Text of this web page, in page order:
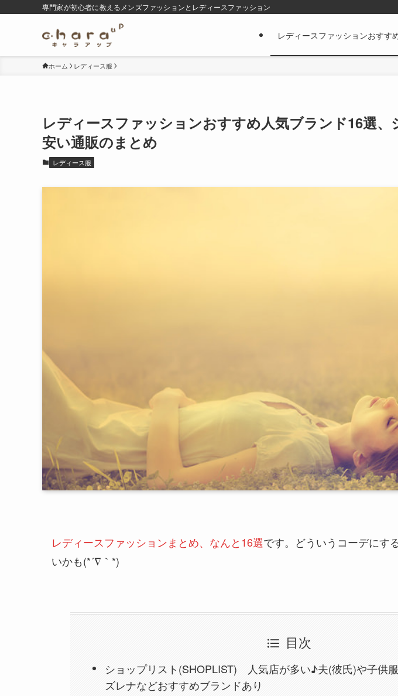
専門家が初心者に教えるメンズファッションとレディースファッション
レディースファッションおすす
ホーム レディース服
レディースファッションおすすめ人気ブランド16選
安い通販のまとめ
レディース服
レディースファッションまとめ、なんと16選です。 どういうコーデにす
いかも(*´∇｀*)
目次
ショップリスト(SHOPLIST) 人気店が多い♪夫(彼氏)や子供
ズレナなどおすすめブランドあり